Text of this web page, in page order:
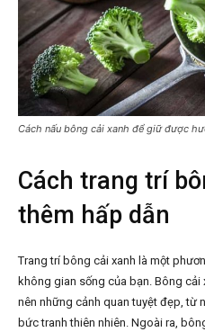
Cách nấu bông cải xanh để giữ được
Cách trang trí
thêm hấp dẫn
Trang trí bông cải xanh là một
không gian sống của bạn. Bông
nên những cảnh quan tuyệt đẹp, từ
bức tranh thiên nhiên. Ngoài ra,